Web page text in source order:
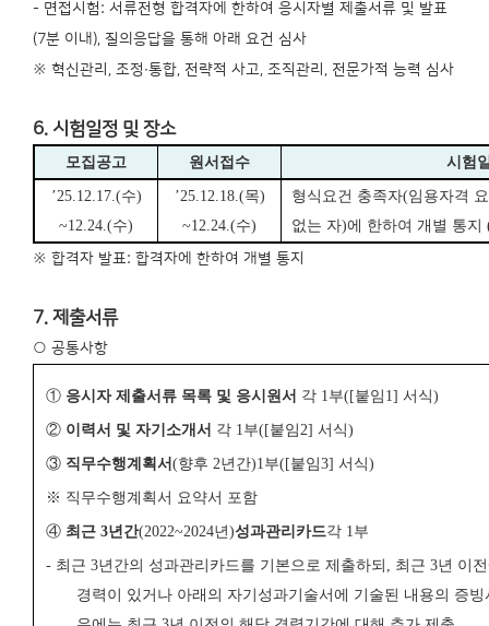
- 면접시험: 서류전형 합격자에 한하여 응시자별 제출서류 및 발표
(7분 이내), 질의응답을 통해 아래 요건 심사
※ 혁신관리, 조정∙통합, 전략적 사고, 조직관리, 전문가적 능력 심사
6. 시험일정 및 장소
모집공고 원서접수 시험
’25.12.17.(수)
~12.24.(수)
’25.12.18.(목)
~12.24.(수)
형식요건 충족자(임용자격
없는 자)에 한하여 개별 통지
※ 합격자 발표: 합격자에 한하여 개별 통지
7. 제출서류
○ 공통사항
① 응시자 제출서류 목록 및 응시원서 각 1부([붙임 1]서식)
② 이력서 및 자기소개서 각 1부([붙임2]서식)
③ 직무수행계획서(향후2년간)1부([붙임3]서식)
※ 직무수행계획서 요약서 포함
④ 최근3년간(2022~2024년)성과관리카드각 1부
- 최근3년간의 성과관리카드를 기본으로 제출하되 , 최근3년 이
경력이 있거나 아래의 자기성과기술서에 기술된 내용의 증